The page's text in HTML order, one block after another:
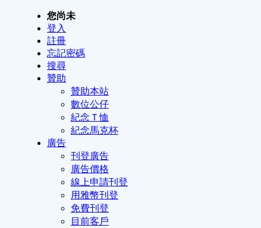
您尚未
登入
註冊
忘記密碼
搜尋
贊助
贊助本站
數位公仔
紀念Ｔ恤
紀念馬克杯
廣告
刊登廣告
廣告價格
線上申請刊登
用雅幣刊登
免費刊登
目前客戶